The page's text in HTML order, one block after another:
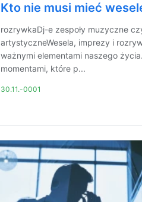
Kto nie musi mieć
rozrywkaDj-e zespoły muzyczne
artystyczneWesela, imprezy i
ważnymi elementami naszego
momentami, które p...
30.11.-0001